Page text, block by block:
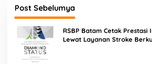
Post Sebelumya
RSBP Batam Cetak Prestasi
Lewat Layanan Stroke